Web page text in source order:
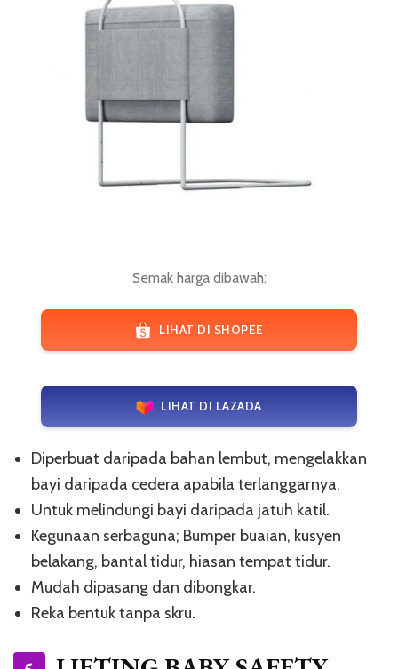
Semak harga dibawah:
LIHAT DI SHOPEE
LIHAT DI LAZADA
Diperbuat daripada bahan lembut, mengelakkan
bayi daripada cedera apabila terlanggarnya.
Untuk melindungi bayi daripada jatuh katil.
Kegunaan serbaguna; Bumper buaian, kusyen
belakang, bantal tidur, hiasan tempat tidur.
Mudah dipasang dan dibongkar.
Reka bentuk tanpa skru.